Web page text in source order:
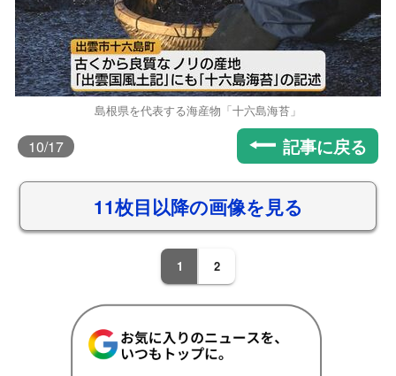
島根県を代表する海産物「十六島海苔」
10/17 記事に戻る
11枚目以降の画像を見る
1 2